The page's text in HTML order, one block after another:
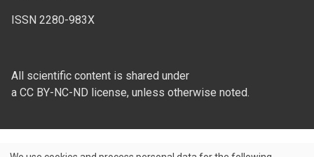
ISSN 2280-983X
All scientific content is shared under
a CC BY-NC-ND license, unless otherwise noted.